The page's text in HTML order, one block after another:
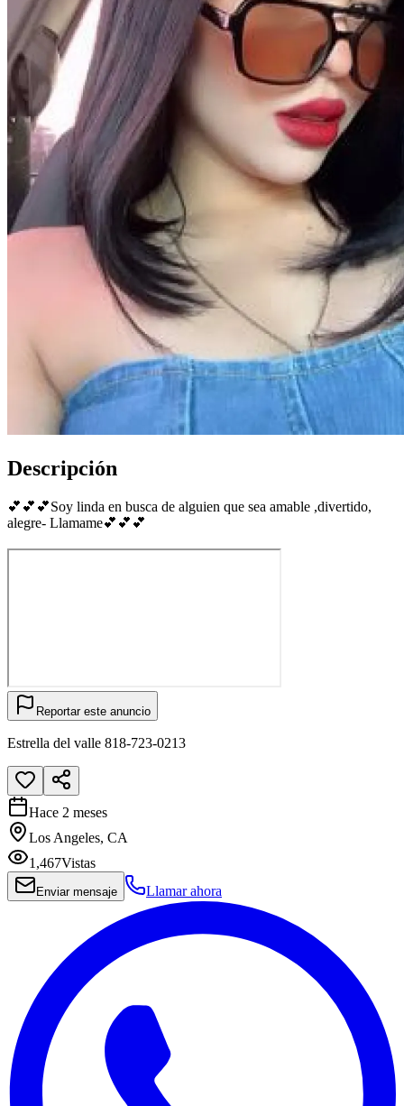
Descripción
💕💕💕Soy linda en busca de alguien que sea amable ,divertido,
alegre- Llamame💕💕💕
Reportar este anuncio
Estrella del valle 818-723-0213
Hace 2 meses
Los Angeles, CA
1,467Vistas
Enviar mensaje Llamar ahora